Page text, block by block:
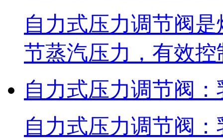
自力式压力调节阀
节蒸汽压力，有效
自力式压力调节阀
自力式压力调节阀